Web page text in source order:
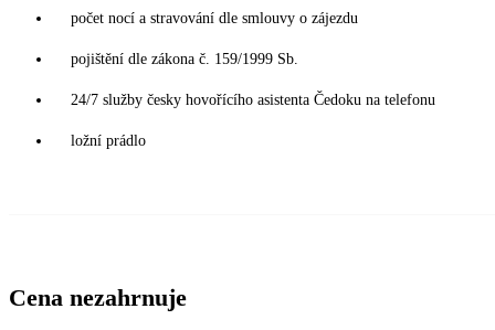
počet nocí a stravování dle smlouvy o zájezdu
pojištění dle zákona č. 159/1999 Sb.
24/7 služby česky hovořícího asistenta Čedoku na telefonu
ložní prádlo
Cena nezahrnuje